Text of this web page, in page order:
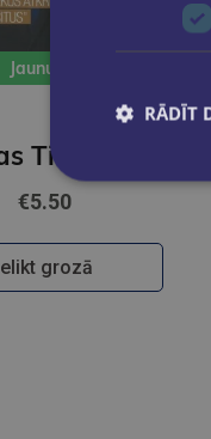
Jaunums
€5.50
Ielikt grozā
RĀDĪT